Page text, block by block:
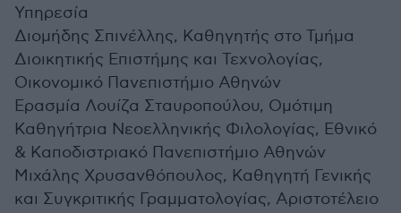
Υπηρεσία
Διομήδης Σπινέλλης, Καθηγητής στο Τμήμα
Διοικητικής Επιστήμης και Τεχνολογίας,
Οικονομικό Πανεπιστήμιο Αθηνών
Ερασμία Λουίζα Σταυροπούλου, Ομότιμη
Καθηγήτρια Νεοελληνικής Φιλολογίας, Εθνικό
& Καποδιστριακό Πανεπιστήμιο Αθηνών
Μιχάλης Xρυσανθόπουλος, Καθηγητή Γενικής
και Συγκριτικής Γραμματολογίας, Αριστοτέλειο